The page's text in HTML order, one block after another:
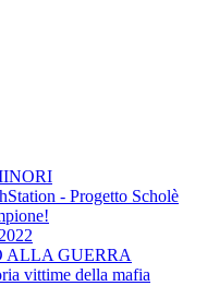
- Progetto Scholè
ALLA GUERRA
vittime della mafia